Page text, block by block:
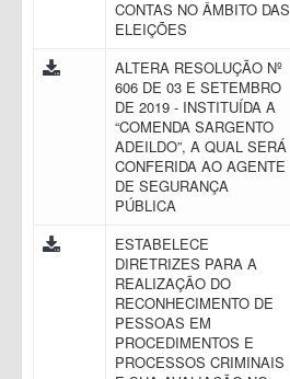
CONTAS NO ÂMBITO DAS
ELEIÇÕES
ALTERA RESOLUÇÃO Nº
606 DE 03 E SETEMBRO
DE 2019 - INSTITUÍDA A
“COMENDA SARGENTO
ADEILDO”, A QUAL SERÁ
CONFERIDA AO AGENTE
DE SEGURANÇA
PÚBLICA
ESTABELECE
DIRETRIZES PARA A
REALIZAÇÃO DO
RECONHECIMENTO DE
PESSOAS EM
PROCEDIMENTOS E
PROCESSOS CRIMINAIS